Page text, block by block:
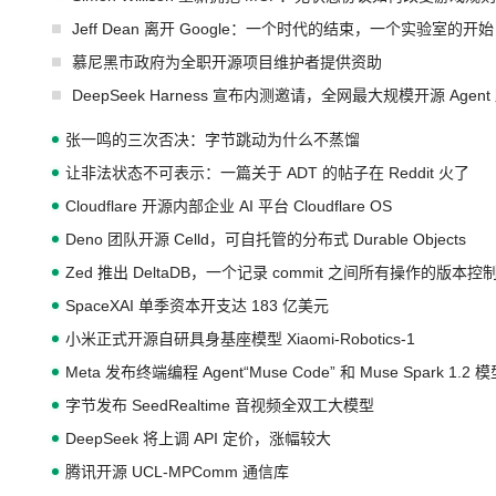
Jeff Dean 离开 Google：一个时代的结束，一个实验室的开始
慕尼黑市政府为全职开源项目维护者提供资助
DeepSeek Harness 宣布内测邀请，全网最大规模开源 Agent
张一鸣的三次否决：字节跳动为什么不蒸馏
让非法状态不可表示：一篇关于 ADT 的帖子在 Reddit 火了
Cloudflare 开源内部企业 AI 平台 Cloudflare OS
Deno 团队开源 Celld，可自托管的分布式 Durable Objects
Zed 推出 DeltaDB，一个记录 commit 之间所有操作的版本控
SpaceXAI 单季资本开支达 183 亿美元
小米正式开源自研具身基座模型 Xiaomi-Robotics-1
Meta 发布终端编程 Agent“Muse Code” 和 Muse Spark 1.2 模
字节发布 SeedRealtime 音视频全双工大模型
DeepSeek 将上调 API 定价，涨幅较大
腾讯开源 UCL-MPComm 通信库